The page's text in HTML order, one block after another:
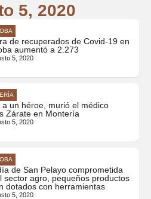
5, 2020
de recuperados de Covid-19 en
aumentó a 2.273
5, 2020
a un héroe, murió el médico
Zárate en Montería
5, 2020
de San Pelayo comprometida
sector agro, pequeños productos
dotados con herramientas
5, 2020